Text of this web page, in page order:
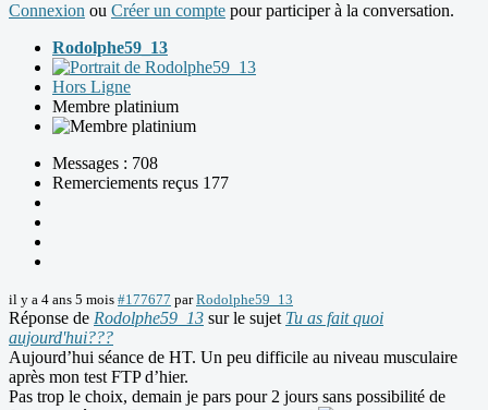
Connexion ou Créer un compte pour participer à la conversation.
Rodolphe59_13
Hors Ligne
Membre platinium
Messages : 708
Remerciements reçus 177
il y a 4 ans 5 mois #177677 parRodolphe59_13
Réponse de Rodolphe59_13 sur le sujet Tu as fait quoi
aujourd'hui???
Aujourd’hui séance de HT. Un peu difficile au niveau musculaire
après mon test FTP d’hier.
Pas trop le choix, demain je pars pour 2 jours sans possibilité de